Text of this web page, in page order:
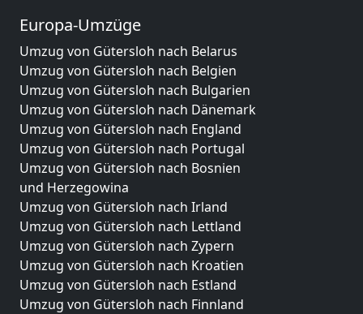
Europa-Umzüge
Umzug von Gütersloh nach Belarus
Umzug von Gütersloh nach Belgien
Umzug von Gütersloh nach Bulgarien
Umzug von Gütersloh nach Dänemark
Umzug von Gütersloh nach England
Umzug von Gütersloh nach Portugal
Umzug von Gütersloh nach Bosnien
und Herzegowina
Umzug von Gütersloh nach Irland
Umzug von Gütersloh nach Lettland
Umzug von Gütersloh nach Zypern
Umzug von Gütersloh nach Kroatien
Umzug von Gütersloh nach Estland
Umzug von Gütersloh nach Finnland